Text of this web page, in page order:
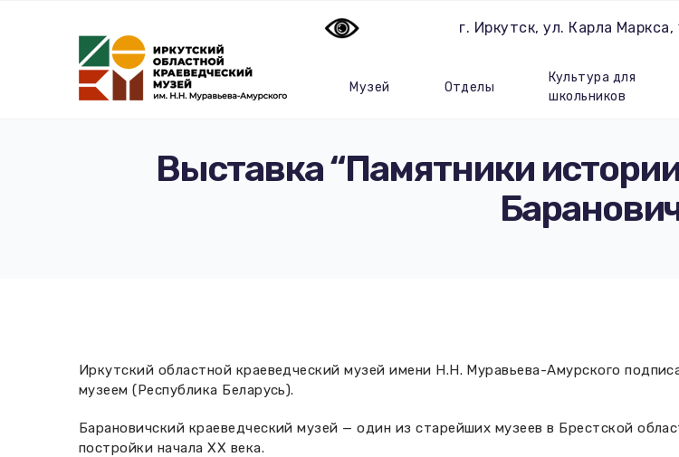
г. Иркутск, ул. Карла Маркса,
Музей Отделы
Культура для
школьников
Выставка “Памятники
Иркутский областной краеведческий музей имени Н.Н. Муравьева-Амурского
музеем (Республика Беларусь).
Барановичский краеведческий музей — один из старейших музеев в Брестской
постройки начала XX века.